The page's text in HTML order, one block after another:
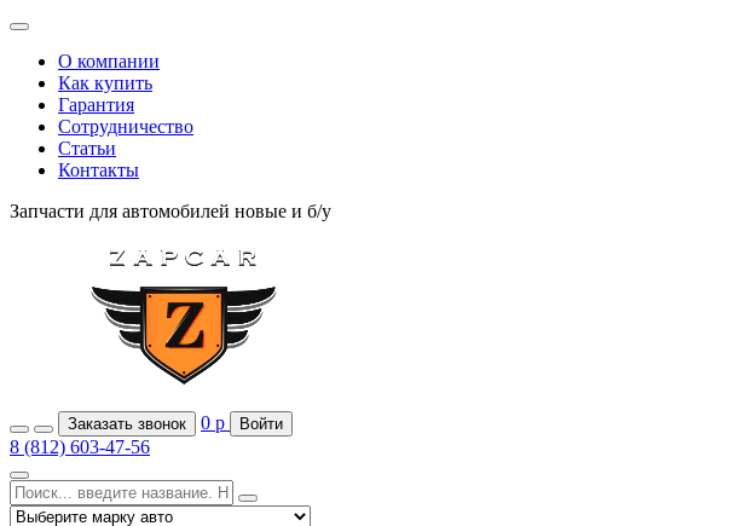
О компании
Как купить
Гарантия
Сотрудничество
Статьи
Контакты
Запчасти для автомобилей новые и б/у
Заказать звонок 0 р Войти
8 (812) 603-47-56